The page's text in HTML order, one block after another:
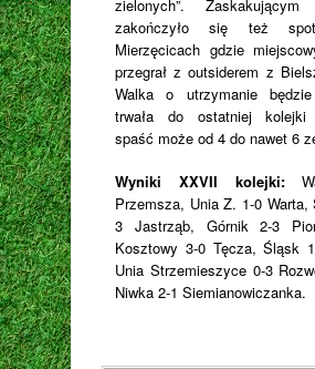
zielonych”. Zaskakującym
zakończyło się też
Mierzęcicach gdzie
przegrał z outsiderem z
Walka o utrzymanie
trwała do ostatniej kolejki
spaść może od 4 do nawet 6
Wyniki XXVII kolejki:
Przemsza, Unia Z. 1-0 Warta,
3 Jastrząb, Górnik 2-3
Kosztowy 3-0 Tęcza, Śląsk
Unia Strzemieszyce 0-3
Niwka 2-1 Siemianowiczanka.